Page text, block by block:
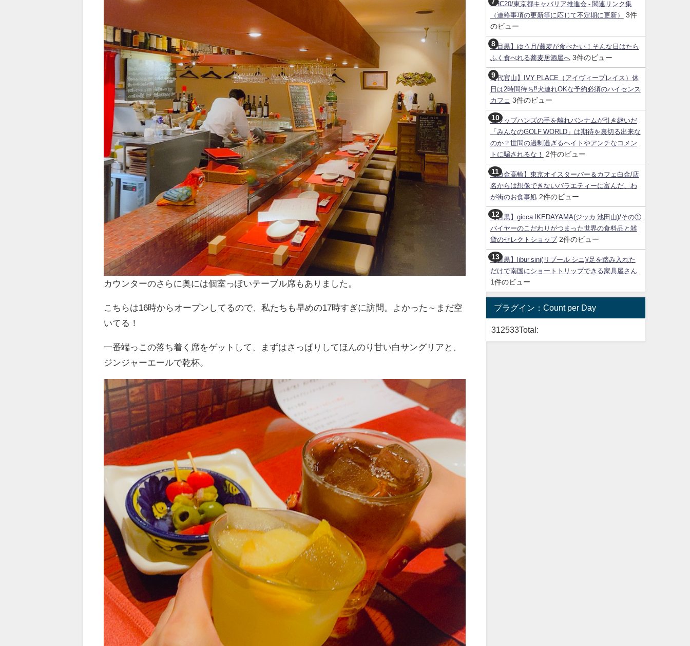
カウンターのさらに奥には個室っぽいテーブル席もありました。
こちらは16時からオープンしてるので、私たちも早めの17時すぎに訪問。よかった～まだ空
いてる！
一番端っこの落ち着く席をゲットして、まずはさっぱりしてほんのり甘い白サングリアと、
ジンジャーエールで乾杯。
SHC20/東京都キャバリア推進会 - 関連リンク集
（連絡事項の更新等に応じて不定期に更新）
3件
のビュー
【目黒】ゆう月/蕎麦が食べたい！そんな日はたら
ふく食べれる蕎麦居酒屋へ 3件のビュー
【代官山】IVY PLACE（アイヴィープレイス）休
日は2時間待ち⁉犬連れOKな予約必須のハイセンス
カフェ 3件のビュー
クラップハンズの手を離れバンナムが引き継いだ
「みんなのGOLF WORLD」は期待を裏切る出来な
のか？世間の過剰過ぎるヘイトやアンチなコメン
トに騙されるな！
2件のビュー
【白金高輪】東京オイスターバー＆カフェ白金/店
名からは想像できないバラエティーに富んだ、わ
が街のお食事処 2件のビュー
【目黒】gicca IKEDAYAMA(ジッカ 池田山)/その①
バイヤーのこだわりがつまった世界の食料品と雑
貨のセレクトショップ 2件のビュー
【目黒】libur sini(リブール シニ)/足を踏み入れた
だけで南国にショートトリップできる家具屋さん
1件のビュー
プラグイン：Count per Day
312533Total: